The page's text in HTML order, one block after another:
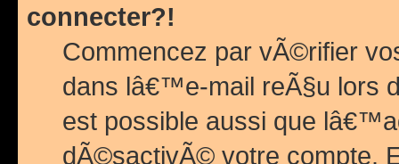
connecter?!
Commencez par vÃ©rifier
dans lâ€™e-mail reÃ§u lors
est possible aussi que
dÃ©sactivÃ© votre compte.